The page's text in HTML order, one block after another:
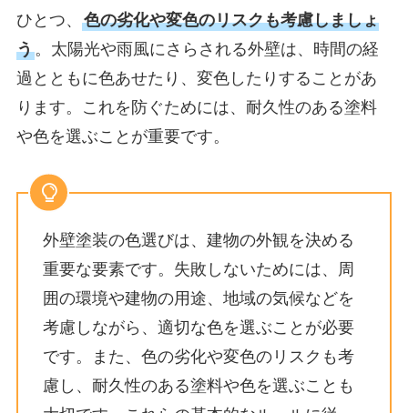
ひとつ、 色の劣化や変色のリスクも考慮しましょ
う。太陽光や雨風にさらされる外壁は、時間の経
過とともに色あせたり、変色したりすることがあ
ります。これを防ぐためには、耐久性のある塗料
や色を選ぶことが重要です。
外壁塗装の色選びは、建物の外観を決める
重要な要素です。失敗しないためには、周
囲の環境や建物の用途、地域の気候などを
考慮しながら、適切な色を選ぶことが必要
です。また、色の劣化や変色のリスクも考
慮し、耐久性のある塗料や色を選ぶことも